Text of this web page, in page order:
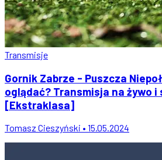
Transmisje
Gornik Zabrze - Puszcza
oglądać? Transmisja na żywo
[Ekstraklasa]
Tomasz Cieszyński • 15.05.2024